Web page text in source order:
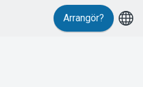
Arrangör?